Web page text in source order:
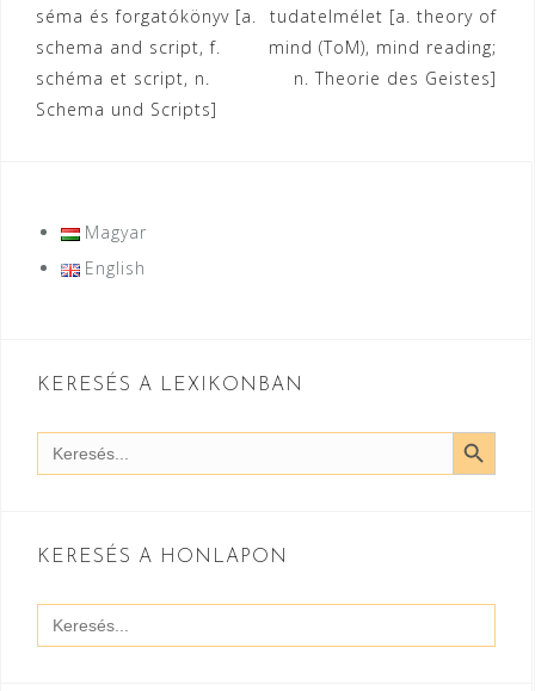
Bejegyzés
navigáció
séma és forgatókönyv [a.
schema and script, f.
schéma et script, n.
Schema und Scripts]
tudatelmélet [a. theory of
mind (ToM), mind reading;
n. Theorie des Geistes]
Magyar
English
KERESÉS A LEXIKONBAN
Search
for:
SEARCH
KERESÉS A HONLAPON
Search
for: